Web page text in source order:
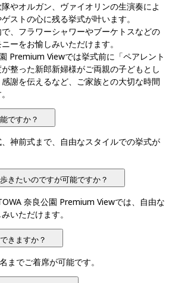
やオルガン、ヴァイオリンの生演奏によ
ストの心に残る挙式が叶います。
、フラワーシャワーやブーケトスなどの
ーをお愉しみいただけます。
Premium Viewでは挙式前に「ペアレント
整った新郎新婦様がご両親の子どもとし
謝を伝えるなど、ご家族との大切な時間
ですか？
神前式まで、自由なスタイルでの挙式が
きたいのですが可能ですか？
奈良公園 Premium Viewでは、自由な
いただけます。
きますか？
までご着席が可能です。